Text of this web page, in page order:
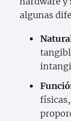
algunas